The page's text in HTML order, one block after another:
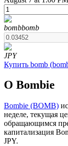
USDT-
обеспечения
Фьючерсы
bombbomb
JPY
Купить bomb (
О Bombie
Bombie (BOMB)
неделе, текущая
обращающимся
капитализация
JPY.